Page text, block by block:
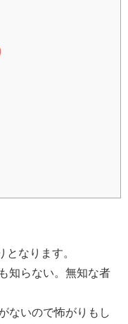
となります。
知らない。無知な者
いので怖がりもし